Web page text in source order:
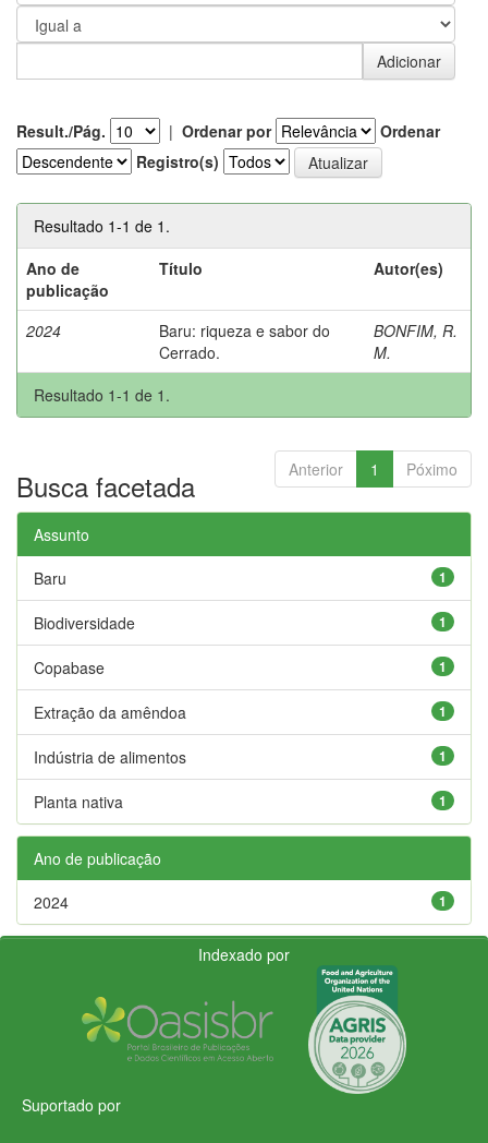
Result./Pág. | Ordenar por
Ordenar
Registro(s)
Resultado 1-1 de 1.
Ano de
publicação
Título Autor(es)
2024
Baru: riqueza e sabor do
Cerrado.
BONFIM, R.
M.
Resultado 1-1 de 1.
Anterior 1 Póximo
Busca facetada
Assunto
1
Baru
1
Biodiversidade
1
Copabase
1
Extração da amêndoa
1
Indústria de alimentos
1
Planta nativa
Ano de publicação
1
2024
Indexado por
Suportado por